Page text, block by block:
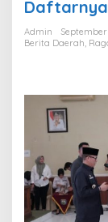
Admin
September
Berita Daerah,